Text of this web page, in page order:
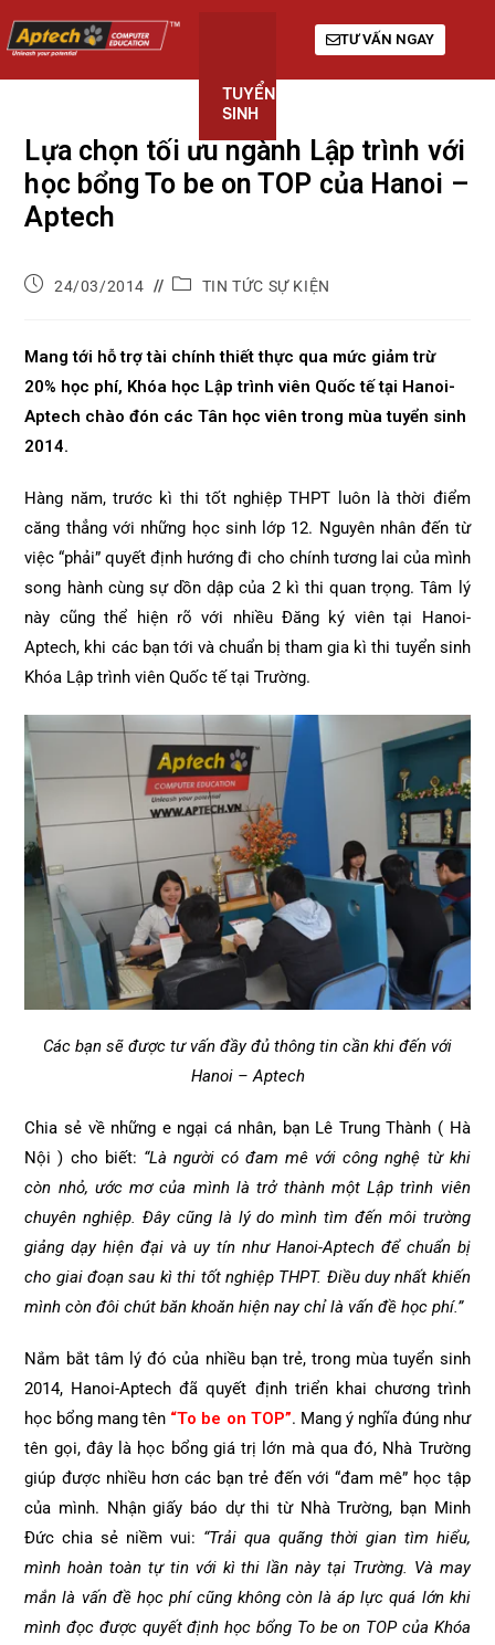
TUYỂN
SINH
TƯ VẤN NGAY
Lựa chọn tối ưu ngành Lập trình với
học bổng To be on TOP của Hanoi –
Aptech
24/03/2014 TIN TỨC SỰ KIỆN
Mang tới hỗ trợ tài chính thiết thực qua mức giảm trừ
20% học phí, Khóa học Lập trình viên Quốc tế tại Hanoi-
Aptech chào đón các Tân học viên trong mùa tuyển sinh
2014.
Hàng năm, trước kì thi tốt nghiệp THPT luôn là thời điểm
căng thẳng với những học sinh lớp 12. Nguyên nhân đến từ
việc “phải” quyết định hướng đi cho chính tương lai của mình
song hành cùng sự dồn dập của 2 kì thi quan trọng. Tâm lý
này cũng thể hiện rõ với nhiều Đăng ký viên tại Hanoi-
Aptech, khi các bạn tới và chuẩn bị tham gia kì thi tuyển sinh
Khóa Lập trình viên Quốc tế tại Trường.
Các bạn sẽ được tư vấn đầy đủ thông tin cần khi đến với
Hanoi – Aptech
Chia sẻ về những e ngại cá nhân, bạn Lê Trung Thành ( Hà
Nội ) cho biết: “Là người có đam mê với công nghệ từ khi
còn nhỏ, ước mơ của mình là trở thành một Lập trình viên
chuyên nghiệp. Đây cũng là lý do mình tìm đến môi trường
giảng dạy hiện đại và uy tín như Hanoi-Aptech để chuẩn bị
cho giai đoạn sau kì thi tốt nghiệp THPT. Điều duy nhất khiến
mình còn đôi chút băn khoăn hiện nay chỉ là vấn đề học phí.”
Nắm bắt tâm lý đó của nhiều bạn trẻ, trong mùa tuyển sinh
2014, Hanoi-Aptech đã quyết định triển khai chương trình
học bổng mang tên “To be on TOP”. Mang ý nghĩa đúng như
tên gọi, đây là học bổng giá trị lớn mà qua đó, Nhà Trường
giúp được nhiều hơn các bạn trẻ đến với “đam mê” học tập
của mình. Nhận giấy báo dự thi từ Nhà Trường, bạn Minh
Đức chia sẻ niềm vui: “Trải qua quãng thời gian tìm hiểu,
mình hoàn toàn tự tin với kì thi lần này tại Trường. Và may
mắn là vấn đề học phí cũng không còn là áp lực quá lớn khi
mình đọc được quyết định học bổng To be on TOP của Khóa